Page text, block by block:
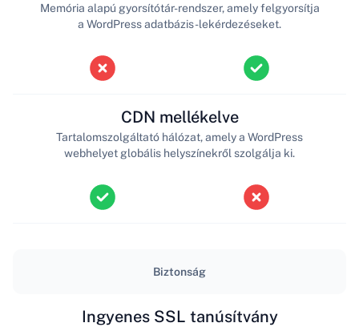
Memória alapú gyorsítótár-rendszer, amely felgyorsítja
a WordPress adatbázis-lekérdezéseket.
CDN mellékelve
Tartalomszolgáltató hálózat, amely a WordPress
webhelyet globális helyszínekről szolgálja ki.
Biztonság
Ingyenes SSL tanúsítvány